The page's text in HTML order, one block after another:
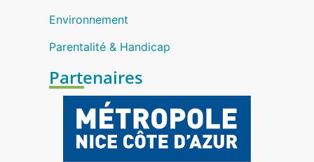
Environnement
Parentalité & Handicap
Partenaires